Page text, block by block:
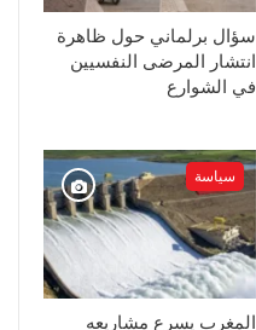
سؤال برلماني حول ظاهرة
انتشار المرضى النفسيين
في الشوارع
سياسة
المغرب يسرع مشاريعه